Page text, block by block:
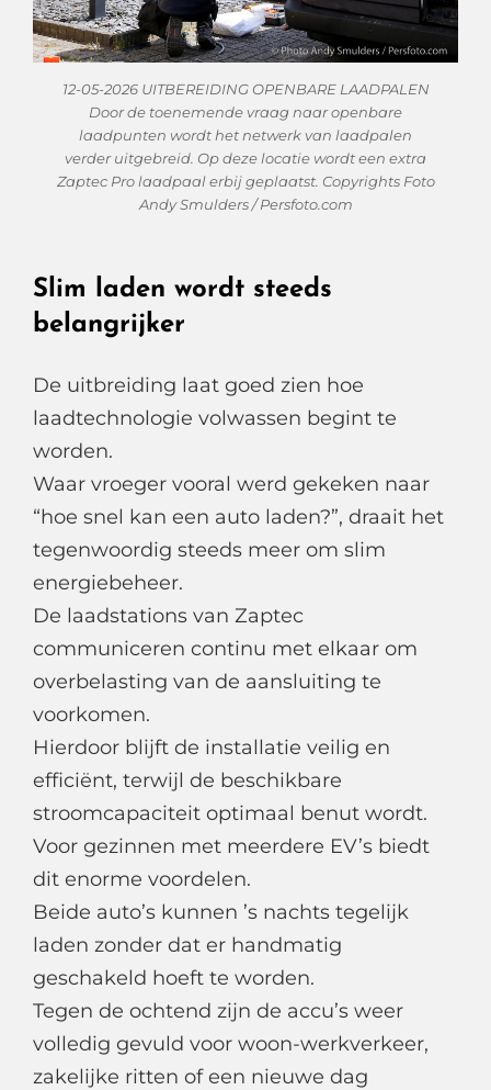
12-05-2026 UITBEREIDING OPENBARE LAADPALEN
Door de toenemende vraag naar openbare
laadpunten wordt het netwerk van laadpalen
verder uitgebreid. Op deze locatie wordt een extra
Zaptec Pro laadpaal erbij geplaatst. Copyrights Foto
Andy Smulders / Persfoto.com
Slim laden wordt steeds
belangrijker
De uitbreiding laat goed zien hoe
laadtechnologie volwassen begint te
worden.
Waar vroeger vooral werd gekeken naar
“hoe snel kan een auto laden?”, draait het
tegenwoordig steeds meer om slim
energiebeheer.
De laadstations van Zaptec
communiceren continu met elkaar om
overbelasting van de aansluiting te
voorkomen.
Hierdoor blijft de installatie veilig en
efficiënt, terwijl de beschikbare
stroomcapaciteit optimaal benut wordt.
Voor gezinnen met meerdere EV’s biedt
dit enorme voordelen.
Beide auto’s kunnen ’s nachts tegelijk
laden zonder dat er handmatig
geschakeld hoeft te worden.
Tegen de ochtend zijn de accu’s weer
volledig gevuld voor woon-werkverkeer,
zakelijke ritten of een nieuwe dag